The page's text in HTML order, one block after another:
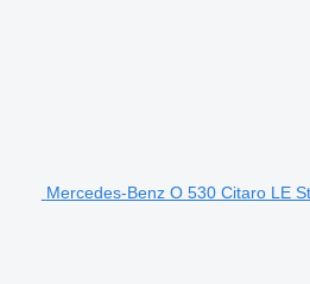
Mercedes-Benz O 530 Citaro LE